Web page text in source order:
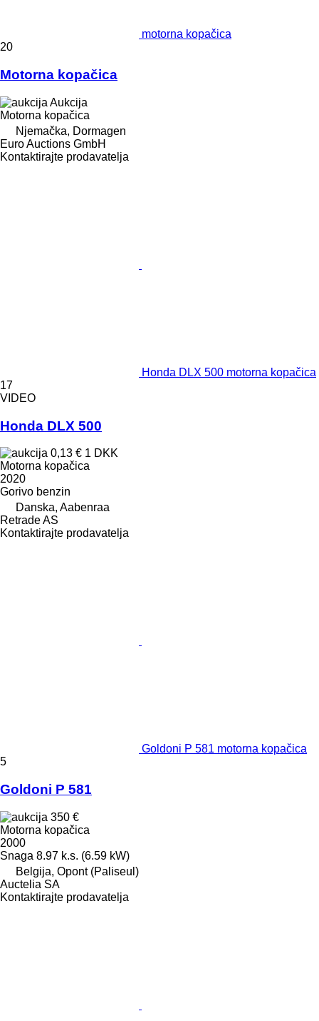
motorna kopačica
20
Motorna kopačica
Aukcija
Motorna kopačica
Njemačka, Dormagen
Euro Auctions GmbH
Kontaktirajte prodavatelja
Honda DLX 500 motorna kopačica
17
VIDEO
Honda DLX 500
0,13 € 1 DKK
Motorna kopačica
2020
Gorivo benzin
Danska, Aabenraa
Retrade AS
Kontaktirajte prodavatelja
Goldoni P 581 motorna kopačica
5
Goldoni P 581
350 €
Motorna kopačica
2000
Snaga 8.97 k.s. (6.59 kW)
Belgija, Opont (Paliseul)
Auctelia SA
Kontaktirajte prodavatelja